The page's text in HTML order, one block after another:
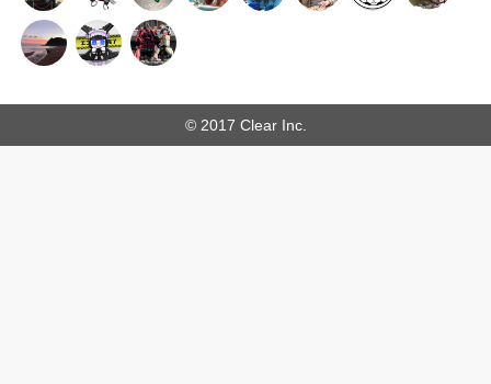
© 2017 Clear Inc.